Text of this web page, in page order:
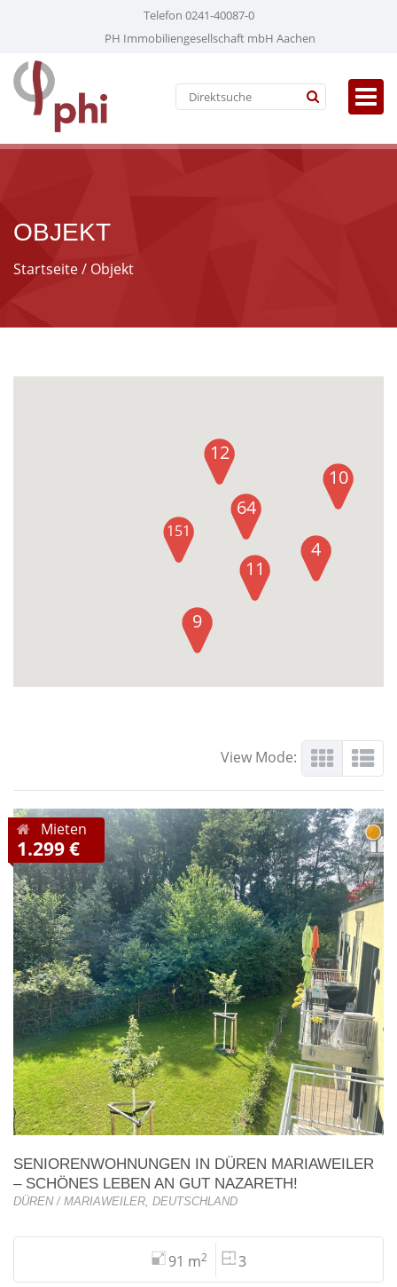
Telefon 0241-40087-0
PH Immobiliengesellschaft mbH Aachen
OBJEKT
Startseite/ Objekt
64
151
11
4
10
12
9
View Mode:
Mieten
1.299 €
SENIORENWOHNUNGEN IN DÜREN MARIAWEILER
– SCHÖNES LEBEN AN GUT NAZARETH!
DÜREN / MARIAWEILER, DEUTSCHLAND
91 m2 3